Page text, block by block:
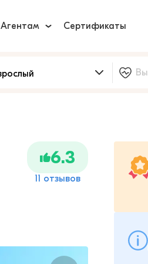
Агентам Сертификаты
6.3
11 отзывов